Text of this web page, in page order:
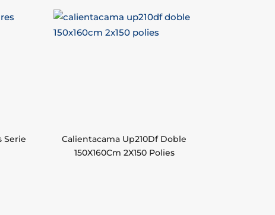
Serie
Calientacama Up210Df Doble
150X160Cm 2X150 Polies